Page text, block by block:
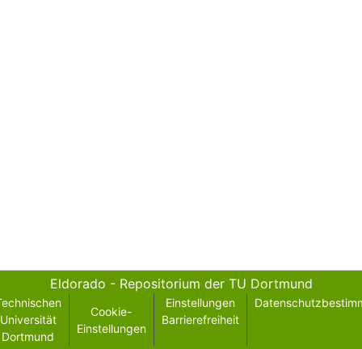
Eldorado - Repositorium der TU Dortmund
Universität
Dortmund
Cookie-
Einstellungen
Einstellungen
Barrierefreiheit